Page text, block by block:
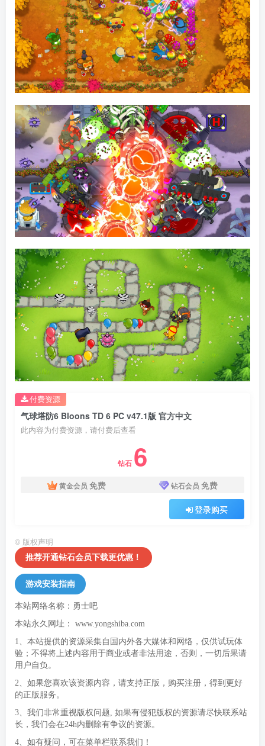
气球塔防6 Bloons TD 6 PC v47.1版 官方中文
此内容为付费资源，请付费后查看
钻石 6
黄金会员 免费 钻石会员 免费
登录购买
付费资源
© 版权声明
推荐开通钻石会员下载更优惠！
游戏安装指南
本站网络名称：勇士吧
本站永久网址： www.yongshiba.com
1、本站提供的资源采集自国内外各大媒体和网络，仅供试玩体
验；不得将上述内容用于商业或者非法用途，否则，一切后果请
用户自负。
2、如果您喜欢该资源内容，请支持正版，购买注册，得到更好
的正版服务。
3、我们非常重视版权问题, 如果有侵犯版权的资源请尽快联系站
长，我们会在24h内删除有争议的资源。
4、如有疑问，可在菜单栏联系我们！